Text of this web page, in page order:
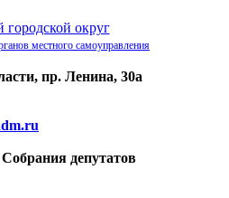
городской округ
местного самоуправления
пр. Ленина, 30а
депутатов